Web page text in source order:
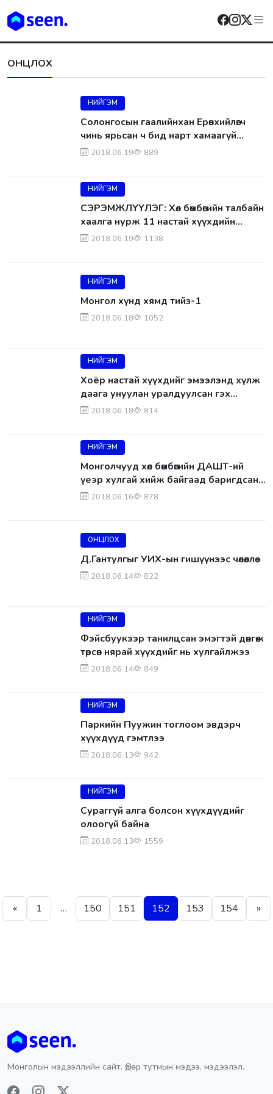
ОНЦЛОХ
НИЙГЭМ
Солонгосын гаалийнхан Ерөнхийлөгч
чинь ярьсан ч бид нарт хамаагүй
гэжээ
2018.06.19 889
НИЙГЭМ
СЭРЭМЖЛҮҮЛЭГ: Хөл бөмбөгийн талбайн
хаалга нурж 11 настай хүүхдийн
аминд хүрчээ
2018.06.19 1138
НИЙГЭМ
Монгол хүнд хямд тийз-1
2018.06.18 1052
НИЙГЭМ
Хоёр настай хүүхдийг эмээлэнд хүлж
даага унуулан уралдуулсан гэх
этгээдүүдэд хариуцлага тооцсон гэв
2018.06.18 814
НИЙГЭМ
Монголчууд хөл бөмбөгийн ДАШТ-ий
үеэр хулгай хийж байгаад баригдсан
гэв2018.06.16 878
ОНЦЛОХ
Д.Гантулгыг УИХ-ын гишүүнээс чөлөөллөө
2018.06.14 822
НИЙГЭМ
Фэйсбуукээр танилцсан эмэгтэй дөнгөж
төрсөн нярай хүүхдийг нь хулгайлжээ
2018.06.14 849
НИЙГЭМ
Паркийн Пуужин тоглоом эвдэрч
хүүхдүүд гэмтлээ
2018.06.13 942
НИЙГЭМ
Сураггүй алга болсон хүүхдүүдийг
олоогүй байна
2018.06.13 1559
« 1 … 150 151 152 153 154 »
Монголын мэдээллийн сайт. Өдөр тутмын мэдээ, мэдээлэл.